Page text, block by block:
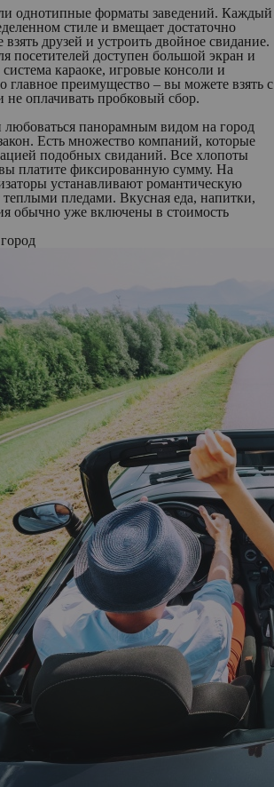
однотипные форматы заведений. Каждый
стиле и вмещает достаточно
друзей и устроить двойное свидание.
посетителей доступен большой экран и
караоке, игровые консоли и
главное преимущество – вы можете взять с
не оплачивать пробковый сбор.
панорамным видом на город
Есть множество компаний, которые
подобных свиданий. Все хлопоты
платите фиксированную сумму. На
устанавливают романтическую
пледами. Вкусная еда, напитки,
обычно уже включены в стоимость